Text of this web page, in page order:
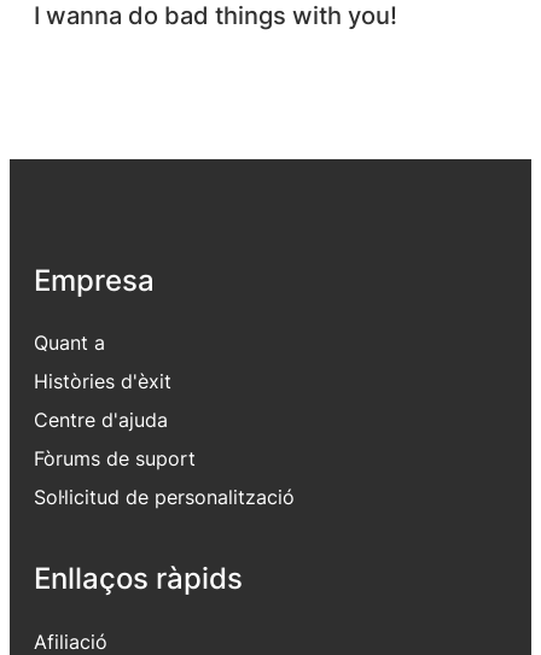
I wanna do bad things with you!
Empresa
Quant a
Històries d'èxit
Centre d'ajuda
Fòrums de suport
Sol·licitud de personalització
Enllaços ràpids
Afiliació